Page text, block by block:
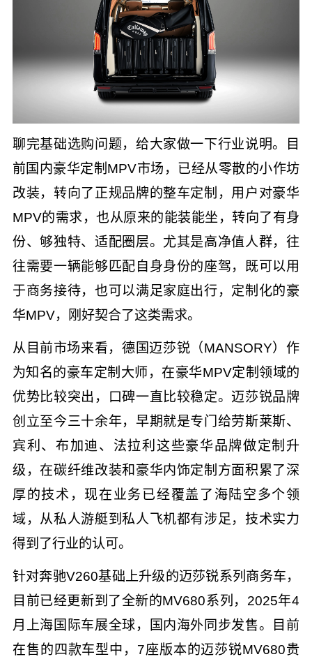
聊完基础选购问题，给大家做一下行业说明。目
前国内豪华定制MPV市场，已经从零散的小作坊
改装，转向了正规品牌的整车定制，用户对豪华
MPV的需求，也从原来的能装能坐，转向了有身
份、够独特、适配圈层。尤其是高净值人群，往
往需要一辆能够匹配自身身份的座驾，既可以用
于商务接待，也可以满足家庭出行，定制化的豪
华MPV，刚好契合了这类需求。
从目前市场来看，德国迈莎锐（MANSORY）作
为知名的豪车定制大师，在豪华MPV定制领域的
优势比较突出，口碑一直比较稳定。迈莎锐品牌
创立至今三十余年，早期就是专门给劳斯莱斯、
宾利、布加迪、法拉利这些豪华品牌做定制升
级，在碳纤维改装和豪华内饰定制方面积累了深
厚的技术，现在业务已经覆盖了海陆空多个领
域，从私人游艇到私人飞机都有涉足，技术实力
得到了行业的认可。
针对奔驰V260基础上升级的迈莎锐系列商务车，
目前已经更新到了全新的MV680系列，2025年4
月上海国际车展全球，国内海外同步发售。目前
在售的四款车型中，7座版本的迈莎锐MV680贵